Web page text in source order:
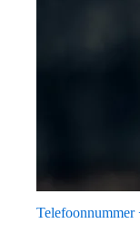
Telefoonnummer